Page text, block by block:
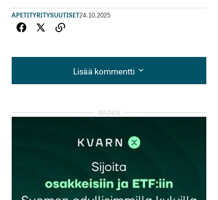
APETITYRITYSUUTISET24.10.2025
Lisää kommentti
Lisää kommentti
kirjautua
rekisteröityä